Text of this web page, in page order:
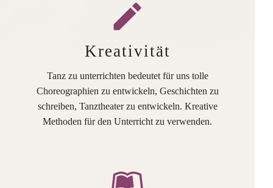
Kreativität
Tanz zu unterrichten bedeutet für uns tolle
Choreographien zu entwickeln, Geschichten zu
schreiben, Tanztheater zu entwickeln. Kreative
Methoden für den Unterricht zu verwenden.